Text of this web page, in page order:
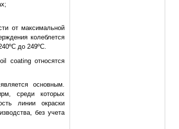
от максимальной
колеблется
до 249ºС.
coating относятся
основным.
среди которых
линии окраски
без учета